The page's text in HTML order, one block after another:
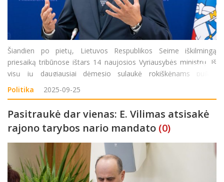
Šiandien po pietų, Lietuvos Respublikos Seime iškilmingą
priesaiką tribūnose ištars 14 naujosios Vyriausybės ministrų. Iš
visų jų daugiausiai dėmesio sulaukė rokiškėnams puikiai
pažįstamas, praėjusį rudenį Sėlos rytinėje apygardoje (Rokiškyje
Politika 2025-09-25
Pasitraukė dar vienas: E. Vilimas atsisakė
rajono tarybos nario mandato (0)